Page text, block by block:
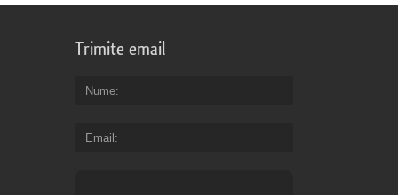
Trimite email
Nume
Email